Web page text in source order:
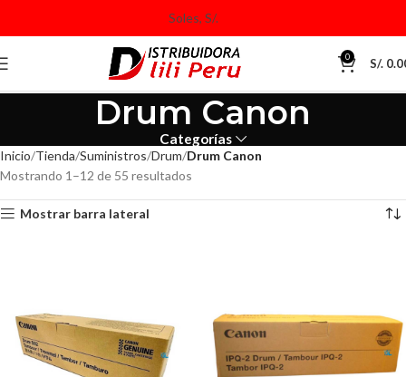
0 S/.
Drum Canon
Categorías
Inicio Tienda Suministros Drum Drum Canon
Mostrando 1–12 de 55 resultados
Mostrar barra lateral